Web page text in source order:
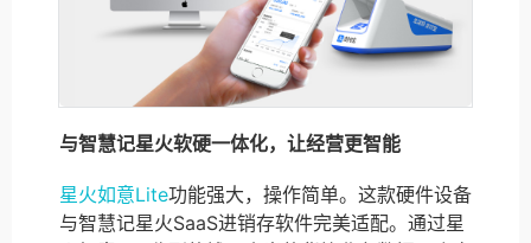
与智慧记星火软硬一体化，让经营更智能
星火如意Lite功能强大，操作简单。这款硬件设备
与智慧记星火SaaS进销存软件完美适配。通过星